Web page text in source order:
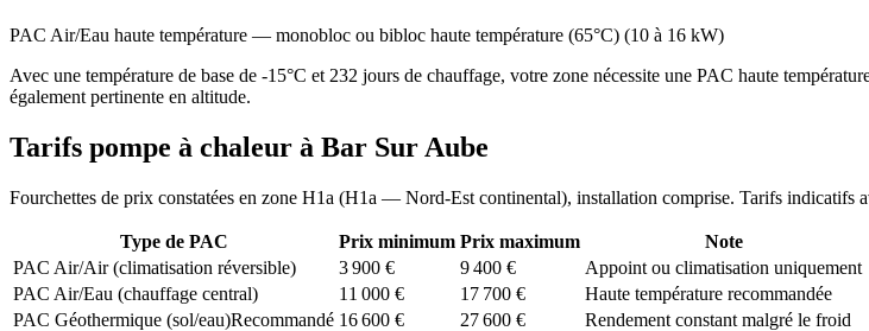
PAC Air/Eau haute température — monobloc ou bibloc haute température (65°C) (10 à 16 kW)
Avec une température de base de -15°C et 232 jours de chauffage, votre zone nécessite une PAC haute
également pertinente en altitude.
Tarifs pompe à chaleur à Bar Sur Aube
Fourchettes de prix constatées en zone H1a (H1a — Nord-Est continental), installation comprise. Tarifs indicatifs
Type de PAC Prix minimum Prix maximum
Note
PAC Air/Air (climatisation réversible)
3 900 € 9 400 €
Appoint ou climatisation uniquement
PAC Air/Eau (chauffage central)
11 000 € 17 700 €
Haute température recommandée
PAC Géothermique (sol/eau)Recommandé 16 600 € 27 600 €
Rendement constant malgré le froid